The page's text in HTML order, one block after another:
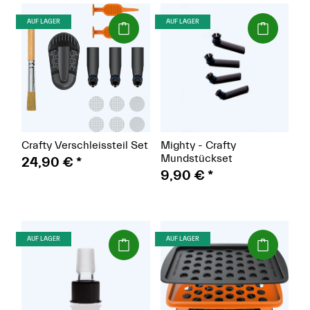
AUF LAGER (Paket)
Crafty Verschleissteil Set
24,90 € *
AUF LAGER (Paket)
Mighty - Crafty
Mundstückset
9,90 € *
AUF LAGER (Paket) AUF LAGER (Paket)